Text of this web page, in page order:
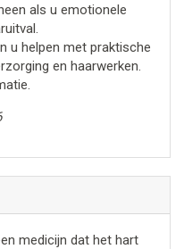
als u emotionele
u helpen met praktische
en haarwerken.
medicijn dat het hart